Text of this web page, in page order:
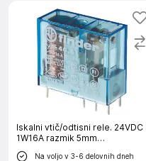
Iskalni vtič/odtisni rele. 24VDC
1W16A razmik 5mm
40.61.9.024.0000
Na voljo v 3-6 delovnih dneh